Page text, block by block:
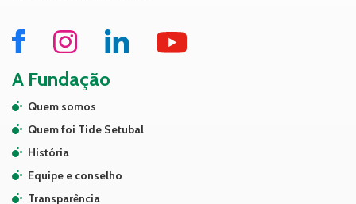
A Fundação
Quem somos
Quem foi Tide Setubal
História
Equipe e conselho
Transparência